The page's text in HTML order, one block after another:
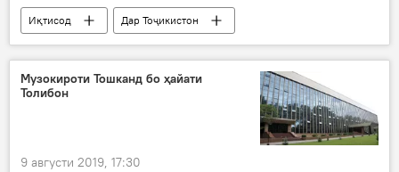
Иқтисод
Дар Тоҷикистон
иҷро нашудани нақшаи буҷа
Вазорати молия
Музокироти Тошканд бо ҳайати
Толибон
9 августи 2019, 17:30